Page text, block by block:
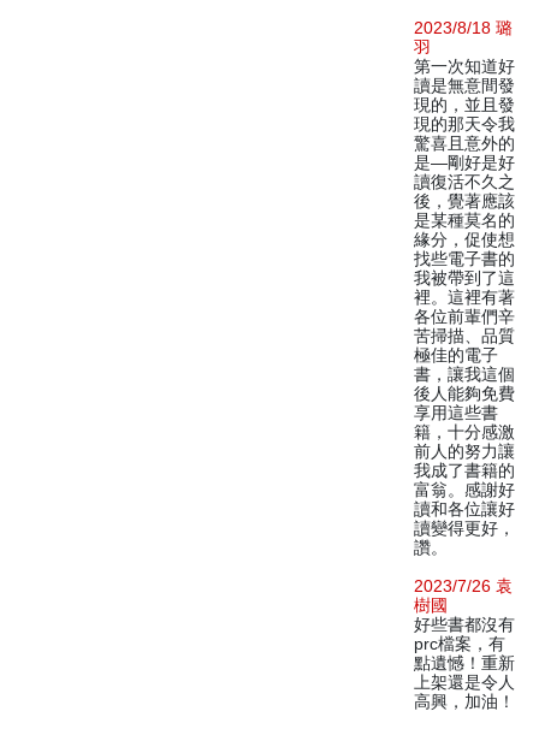
2023/8/18 璐
羽
第一次知道好
讀是無意間發
現的，並且發
現的那天令我
驚喜且意外的
是—剛好是好
讀復活不久之
後，覺著應該
是某種莫名的
緣分，促使想
找些電子書的
我被帶到了這
裡。這裡有著
各位前輩們辛
苦掃描、品質
極佳的電子
書，讓我這個
後人能夠免費
享用這些書
籍，十分感激
前人的努力讓
我成了書籍的
富翁。感謝好
讀和各位讓好
讀變得更好，
讚。
2023/7/26 袁
樹國
好些書都沒有
prc檔案，有
點遺憾！重新
上架還是令人
高興，加油！